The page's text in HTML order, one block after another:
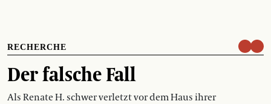
RECHERCHE
Der falsche Fall
Als Renate H. schwer verletzt vor dem Haus ihrer